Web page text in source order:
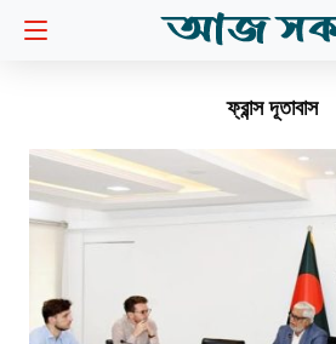
ফ্রান্স দূতাবাস